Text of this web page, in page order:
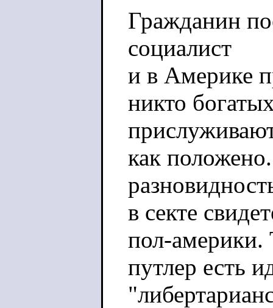
Гражданин
социалист
и в Америке
никто
как
в секте
пол-америки.
путлер есть